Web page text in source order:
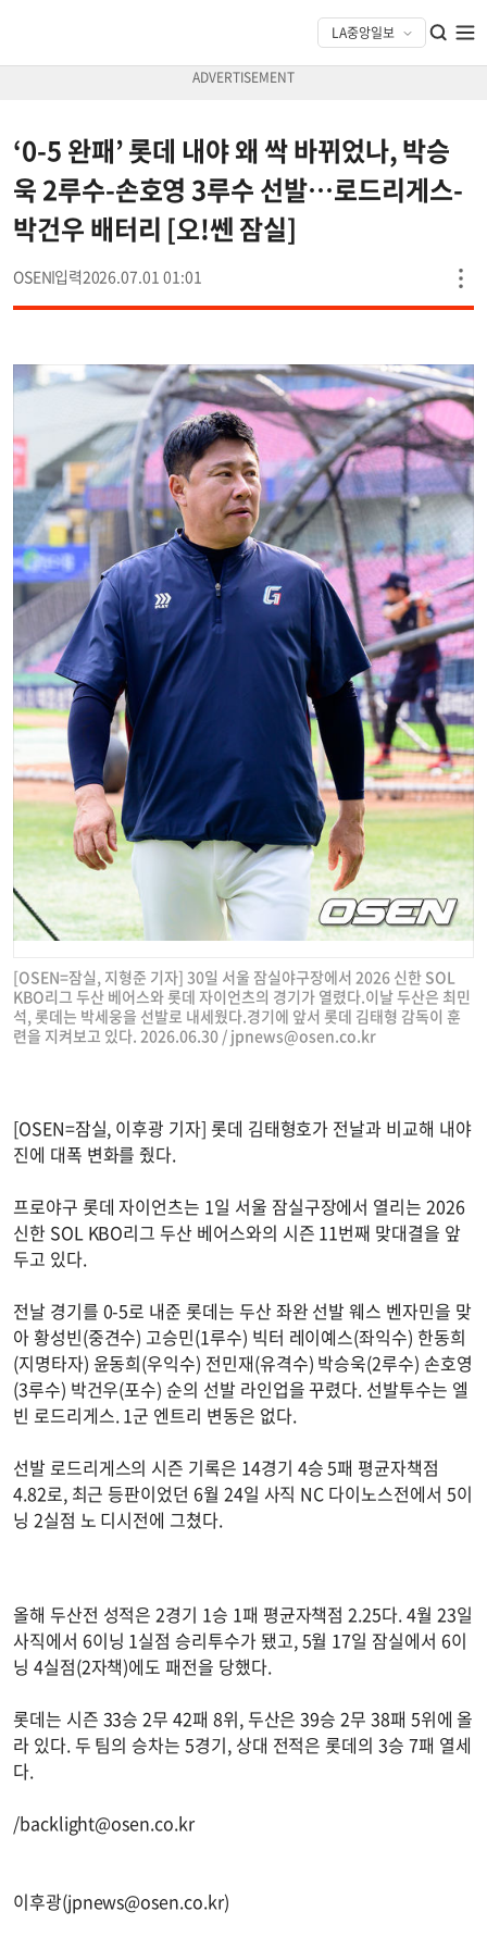
‘0-5 완패’ 롯데 내야 왜 싹 바뀌었나, 박승
욱 2루수-손호영 3루수 선발…로드리게스-
박건우 배터리 [오!쎈 잠실]
OSEN 2026.07.01 01:01
[OSEN=잠실, 지형준 기자] 30일 서울 잠실야구장에서 2026 신한 SOL
KBO리그 두산 베어스와 롯데 자이언츠의 경기가 열렸다.이날 두산은 최민
석, 롯데는 박세웅을 선발로 내세웠다.경기에 앞서 롯데 김태형 감독이 훈
련을 지켜보고 있다. 2026.06.30 / jpnews@osen.co.kr
[OSEN=잠실, 이후광 기자] 롯데 김태형호가 전날과 비교해 내야
진에 대폭 변화를 줬다.
프로야구 롯데 자이언츠는 1일 서울 잠실구장에서 열리는 2026
신한 SOL KBO리그 두산 베어스와의 시즌 11번째 맞대결을 앞
두고 있다.
전날 경기를 0-5로 내준 롯데는 두산 좌완 선발 웨스 벤자민을 맞
아 황성빈(중견수) 고승민(1루수) 빅터 레이예스(좌익수) 한동희
(지명타자) 윤동희(우익수) 전민재(유격수) 박승욱(2루수) 손호영
(3루수) 박건우(포수) 순의 선발 라인업을 꾸렸다. 선발투수는 엘
빈 로드리게스. 1군 엔트리 변동은 없다.
선발 로드리게스의 시즌 기록은 14경기 4승 5패 평균자책점
4.82로, 최근 등판이었던 6월 24일 사직 NC 다이노스전에서 5이
닝 2실점 노 디시전에 그쳤다.
올해 두산전 성적은 2경기 1승 1패 평균자책점 2.25다. 4월 23일
사직에서 6이닝 1실점 승리투수가 됐고, 5월 17일 잠실에서 6이
닝 4실점(2자책)에도 패전을 당했다.
롯데는 시즌 33승 2무 42패 8위, 두산은 39승 2무 38패 5위에 올
라 있다. 두 팀의 승차는 5경기, 상대 전적은 롯데의 3승 7패 열세
다.
/backlight@osen.co.kr
이후광(jpnews@osen.co.kr)